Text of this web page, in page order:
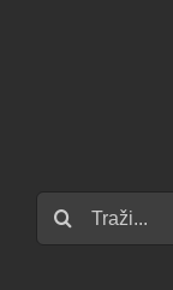
Traži...